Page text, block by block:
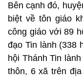
Bên cạnh đó,
biệt về tôn giáo
công giáo với 89
đạo Tin lành (338
hội Thánh Tin
thôn, 6 xã trên